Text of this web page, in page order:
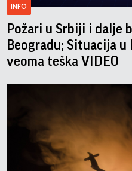
INFO
Požari u Srbiji i dalje
Beogradu; Situacija
veoma teška VIDEO